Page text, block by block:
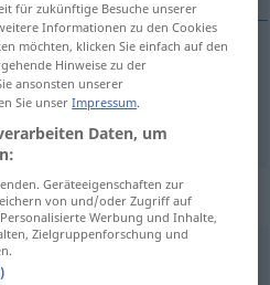
"dirimpetto"
für zukünftige Besuche unserer
Informationen zu den Cookies
möchten, klicken Sie einfach auf den
Hinweise zu der
ansonsten unserer
Sie unserImpressum.
Daten, um
Geräteeigenschaften zur
von und/oder Zugriff auf
Werbung und Inhalte,
Zielgruppenforschung und